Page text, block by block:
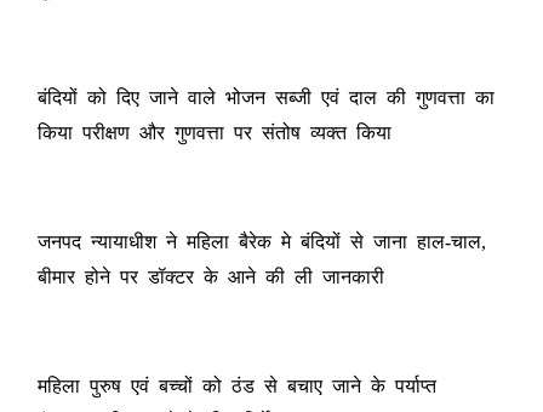
बंदियों को दिए जाने वाले भोजन सब्जी एवं दाल की गुणवत्ता का
किया परीक्षण और गुणवत्ता पर संतोष व्यक्त किया
जनपद न्यायाधीश ने महिला बैरेक मे बंदियों से जाना हाल-चाल,
बीमार होने पर डॉक्टर के आने की ली जानकारी
महिला पुरुष एवं बच्चों को ठंड से बचाए जाने के पर्याप्त